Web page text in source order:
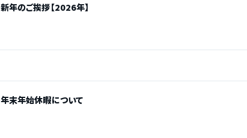
新年のご挨拶【2026年】
年末年始休暇について